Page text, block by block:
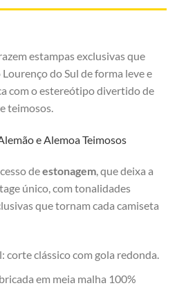
estampas exclusivas que
do Sul de forma leve e
com o estereótipo divertido de
teimosos.
e Alemoa Teimosos
deestonagem, que deixa a
único, com tonalidades
que tornam cada camiseta
corte clássico com gola redonda.
em meia malha 100%